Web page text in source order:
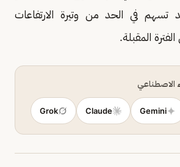
تسهم في الحد من وتيرة الارتفاعات
المقبلة.
الاصطناعي
Gemini
Claude
Grok